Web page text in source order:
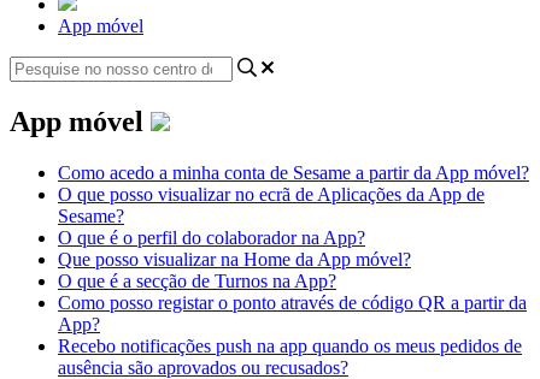
App móvel
App móvel
Como acedo a minha conta de Sesame a partir da App móvel?
O que posso visualizar no ecrã de Aplicações da App de
Sesame?
O que é o perfil do colaborador na App?
Que posso visualizar na Home da App móvel?
O que é a secção de Turnos na App?
Como posso registar o ponto através de código QR a partir da
App?
Recebo notificações push na app quando os meus pedidos de
ausência são aprovados ou recusados?